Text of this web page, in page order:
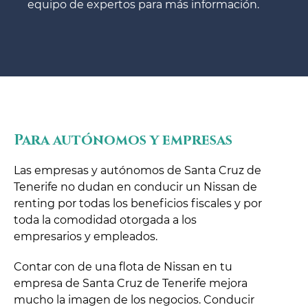
equipo de expertos para más información.
Para autónomos y empresas
Las empresas y autónomos de Santa Cruz de
Tenerife no dudan en conducir un Nissan de
renting por todas los beneficios fiscales y por
toda la comodidad otorgada a los
empresarios y empleados.
Contar con de una flota de Nissan en tu
empresa de Santa Cruz de Tenerife mejora
mucho la imagen de los negocios. Conducir